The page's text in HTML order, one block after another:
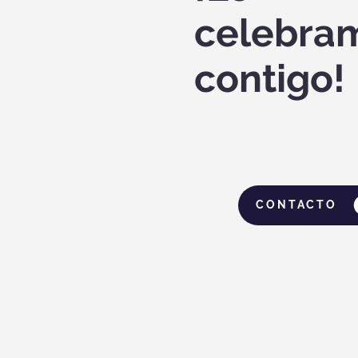
contigo!
CONTACTO